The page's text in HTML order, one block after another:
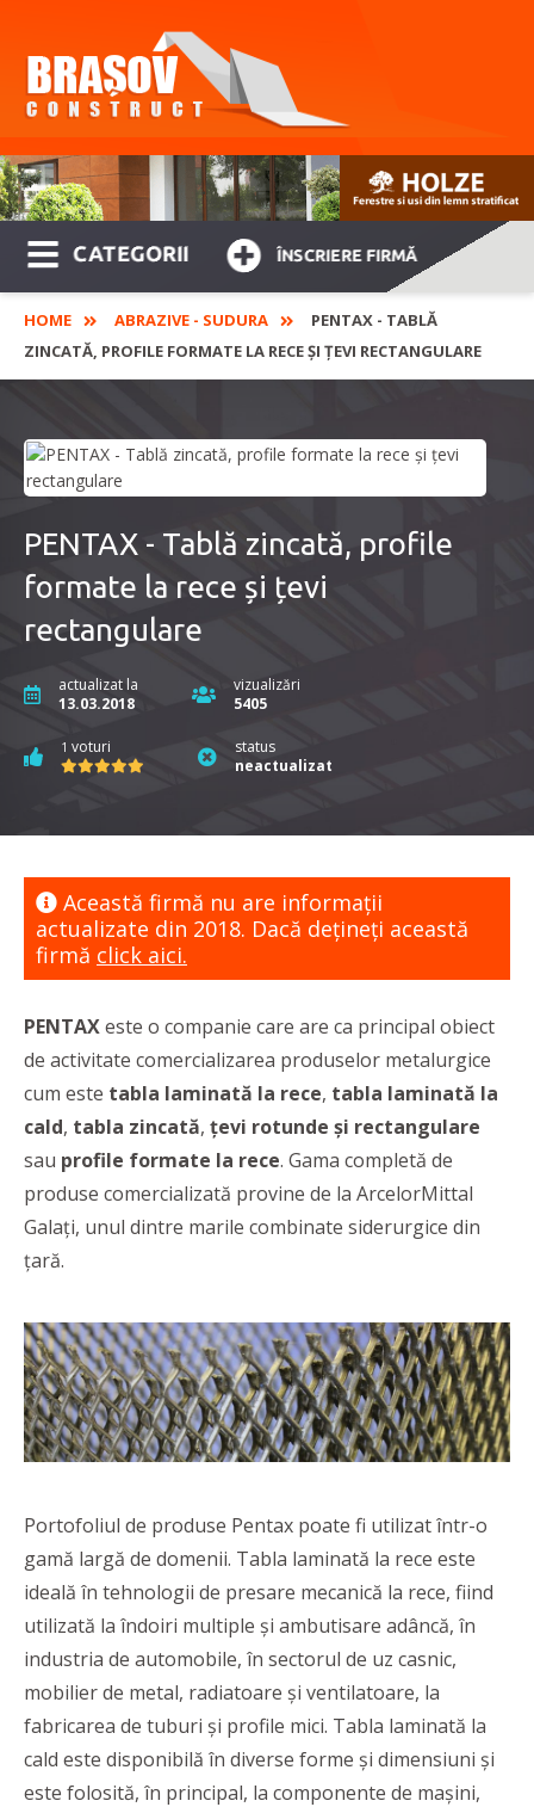
CATEGORII ÎNSCRIERE FIRMĂ
HOME ABRAZIVE - SUDURA
PENTAX - TABLĂ
ZINCATĂ, PROFILE FORMATE LA RECE ȘI ȚEVI RECTANGULARE
PENTAX - Tablă zincată, profile
formate la rece și țevi
rectangulare
actualizat la
13.03.2018
vizualizări
5405
1 voturi
status
neactualizat
Această firmă nu are informaţii
actualizate din 2018. Dacă dețineți această
firmă click aici.
PENTAXeste o companie care are ca principal obiect
de activitate comercializarea produselor metalurgice
cum este tabla laminată la rece, tabla laminată la
cald, tabla zincată, țevi rotunde și rectangulare
sau profile formate la rece. Gama completă de
produse comercializată provine de la ArcelorMittal
Galați, unul dintre marile combinate siderurgice din
țară.
Portofoliul de produse Pentax poate fi utilizat într-o
gamă largă de domenii. Tabla laminată la rece este
ideală în tehnologii de presare mecanică la rece, fiind
utilizată la îndoiri multiple şi ambutisare adâncă, în
industria de automobile, în sectorul de uz casnic,
mobilier de metal, radiatoare şi ventilatoare, la
fabricarea de tuburi şi profile mici. Tabla laminată la
cald este disponibilă în diverse forme și dimensiuni și
este folosită, în principal, la componente de mașini,